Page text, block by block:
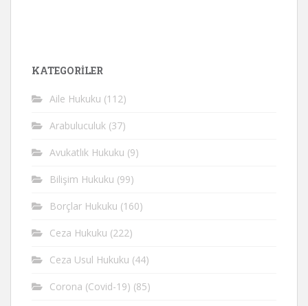
KATEGORİLER
Aile Hukuku (112)
Arabuluculuk (37)
Avukatlık Hukuku (9)
Bilişim Hukuku (99)
Borçlar Hukuku (160)
Ceza Hukuku (222)
Ceza Usul Hukuku (44)
Corona (Covid-19) (85)